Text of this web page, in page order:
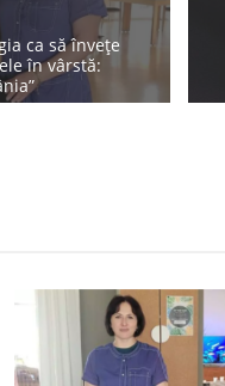
ca să învețe
în vârstă: